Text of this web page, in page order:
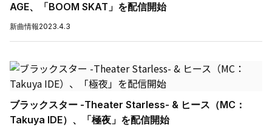
AGE、「BOOM SKAT」を配信開始
新曲情報2023.4.3
ブラックスター -Theater Starless- & ヒース（MC：
Takuya IDE）、「極夜」を配信開始